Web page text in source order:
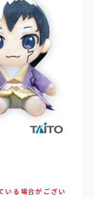
いる場合がござい